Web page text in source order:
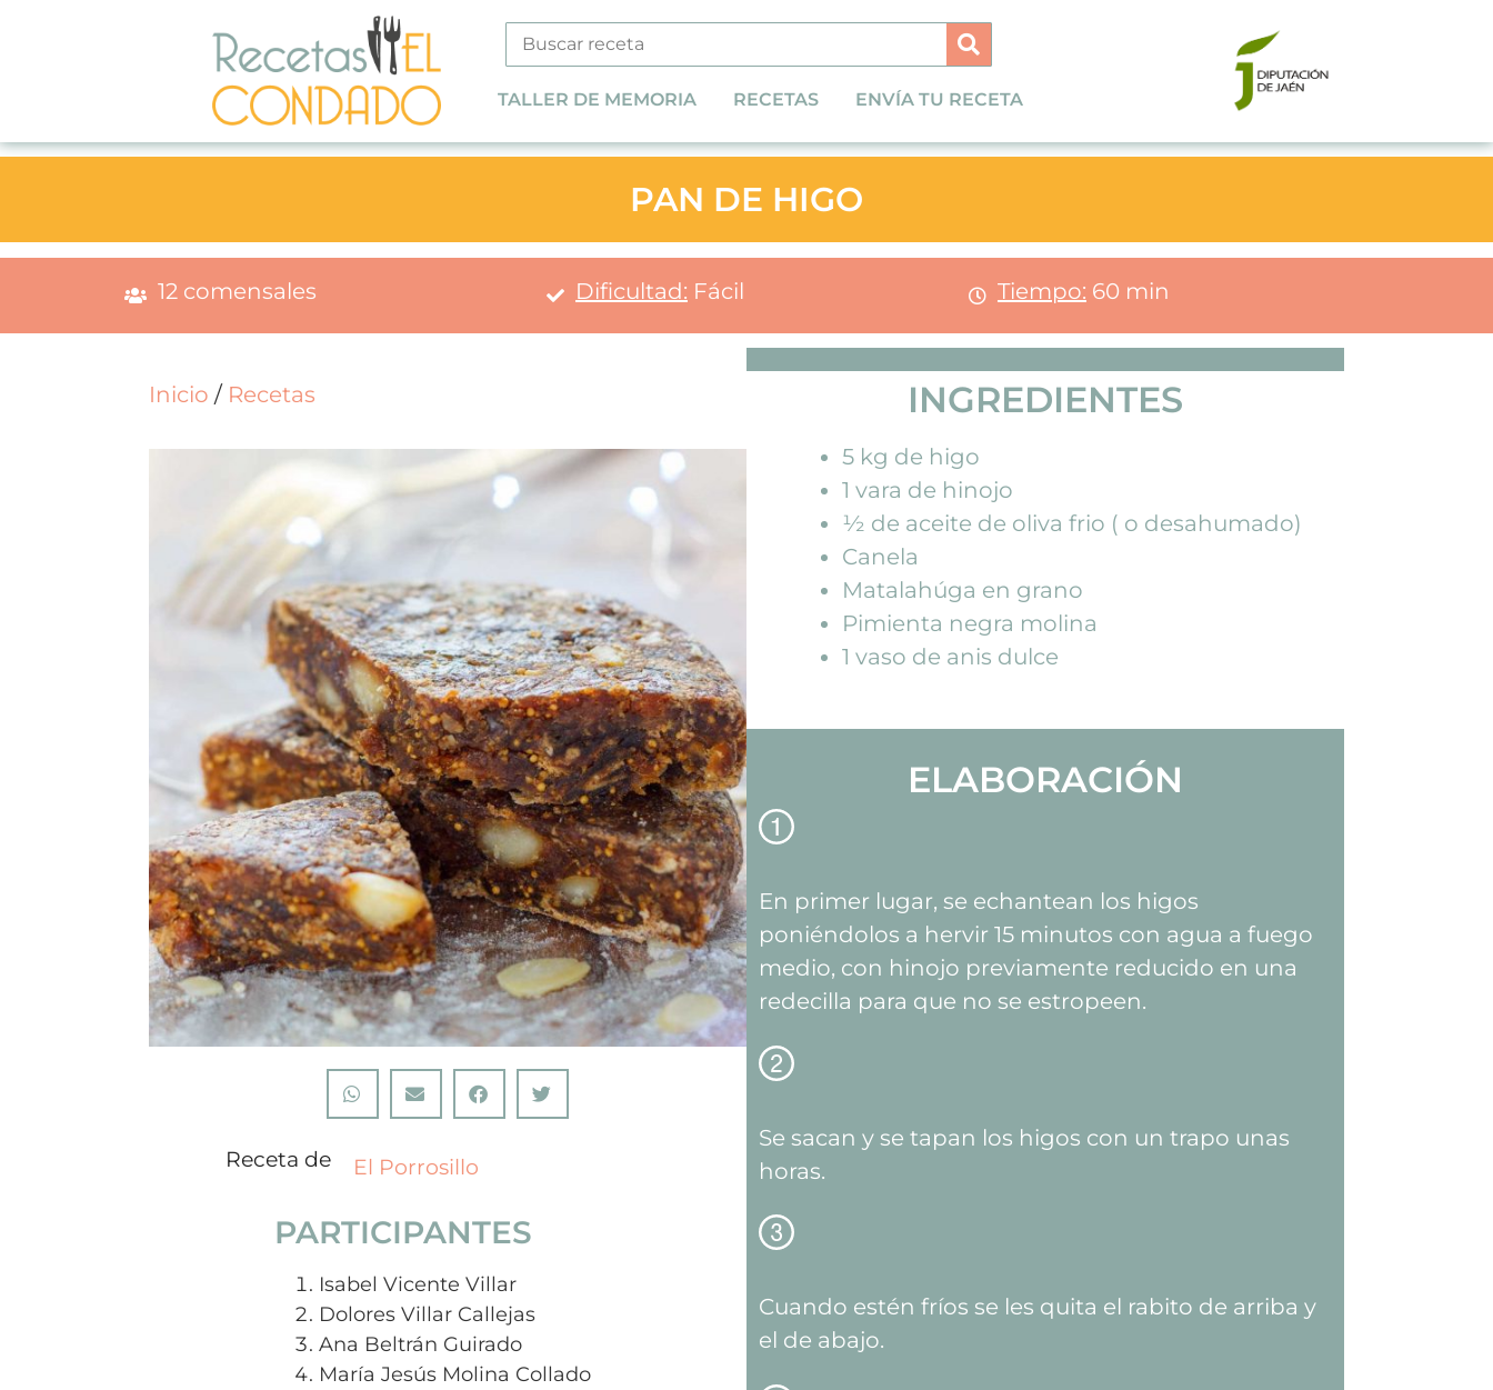
TALLER DE MEMORIA RECETAS ENVÍA TU RECETA
PAN DE HIGO
12 comensales Dificultad: Fácil Tiempo: 60 min
Inicio / Recetas
Receta de El Porrosillo
PARTICIPANTES
Isabel Vicente Villar
Dolores Villar Callejas
Ana Beltrán Guirado
María Jesús Molina Collado
INGREDIENTES
5 kg de higo
1 vara de hinojo
½ de aceite de oliva frio ( o desahumado)
Canela
Matalahúga en grano
Pimienta negra molina
1 vaso de anis dulce
ELABORACIÓN
En primer lugar, se echantean los higos
poniéndolos a hervir 15 minutos con agua a fuego
medio, con hinojo previamente reducido en una
redecilla para que no se estropeen.
Se sacan y se tapan los higos con un trapo unas
horas.
Cuando estén fríos se les quita el rabito de arriba y
el de abajo.